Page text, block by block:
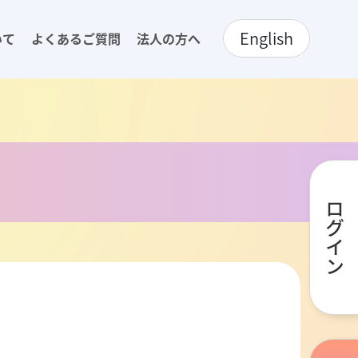
よくあるご質問 法人の方へ English
ログイン